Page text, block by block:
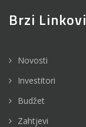
Brzi Linkovi
Novosti
Investitori
Budžet
Zahtjevi